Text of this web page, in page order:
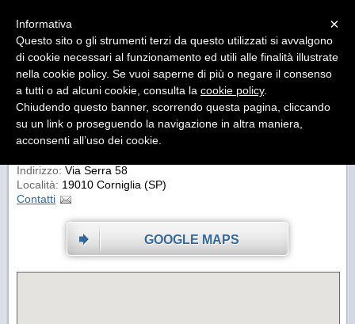
CECIO Ristorante Camere
"Non c'è amore più sincero di quello per il cibo"
DOVE SIAMO
Indirizzo: Via Serra 58
Località: 19010 Corniglia (SP)
Contatti
GOOGLE MAPS
×
Informativa
Questo sito o gli strumenti terzi da questo utilizzati si avvalgono
di cookie necessari al funzionamento ed utili alle finalità illustrate
nella cookie policy. Se vuoi saperne di più o negare il consenso
a tutti o ad alcuni cookie, consulta la cookie policy.
Chiudendo questo banner, scorrendo questa pagina, cliccando
su un link o proseguendo la navigazione in altra maniera,
acconsenti all’uso dei cookie.